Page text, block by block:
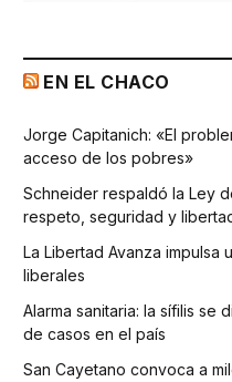
EN EL CHACO
Jorge Capitanich: «El
acceso de los pobres»
Schneider respaldó la Ley
respeto, seguridad y
La Libertad Avanza impulsa
liberales
Alarma sanitaria: la sífilis se
de casos en el país
San Cayetano convoca a